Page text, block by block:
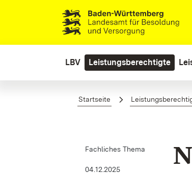
Zum Hauptinhalt springen
LBV Leistungsberechtigte
Startseite
Fachliches Thema
04.12.2025